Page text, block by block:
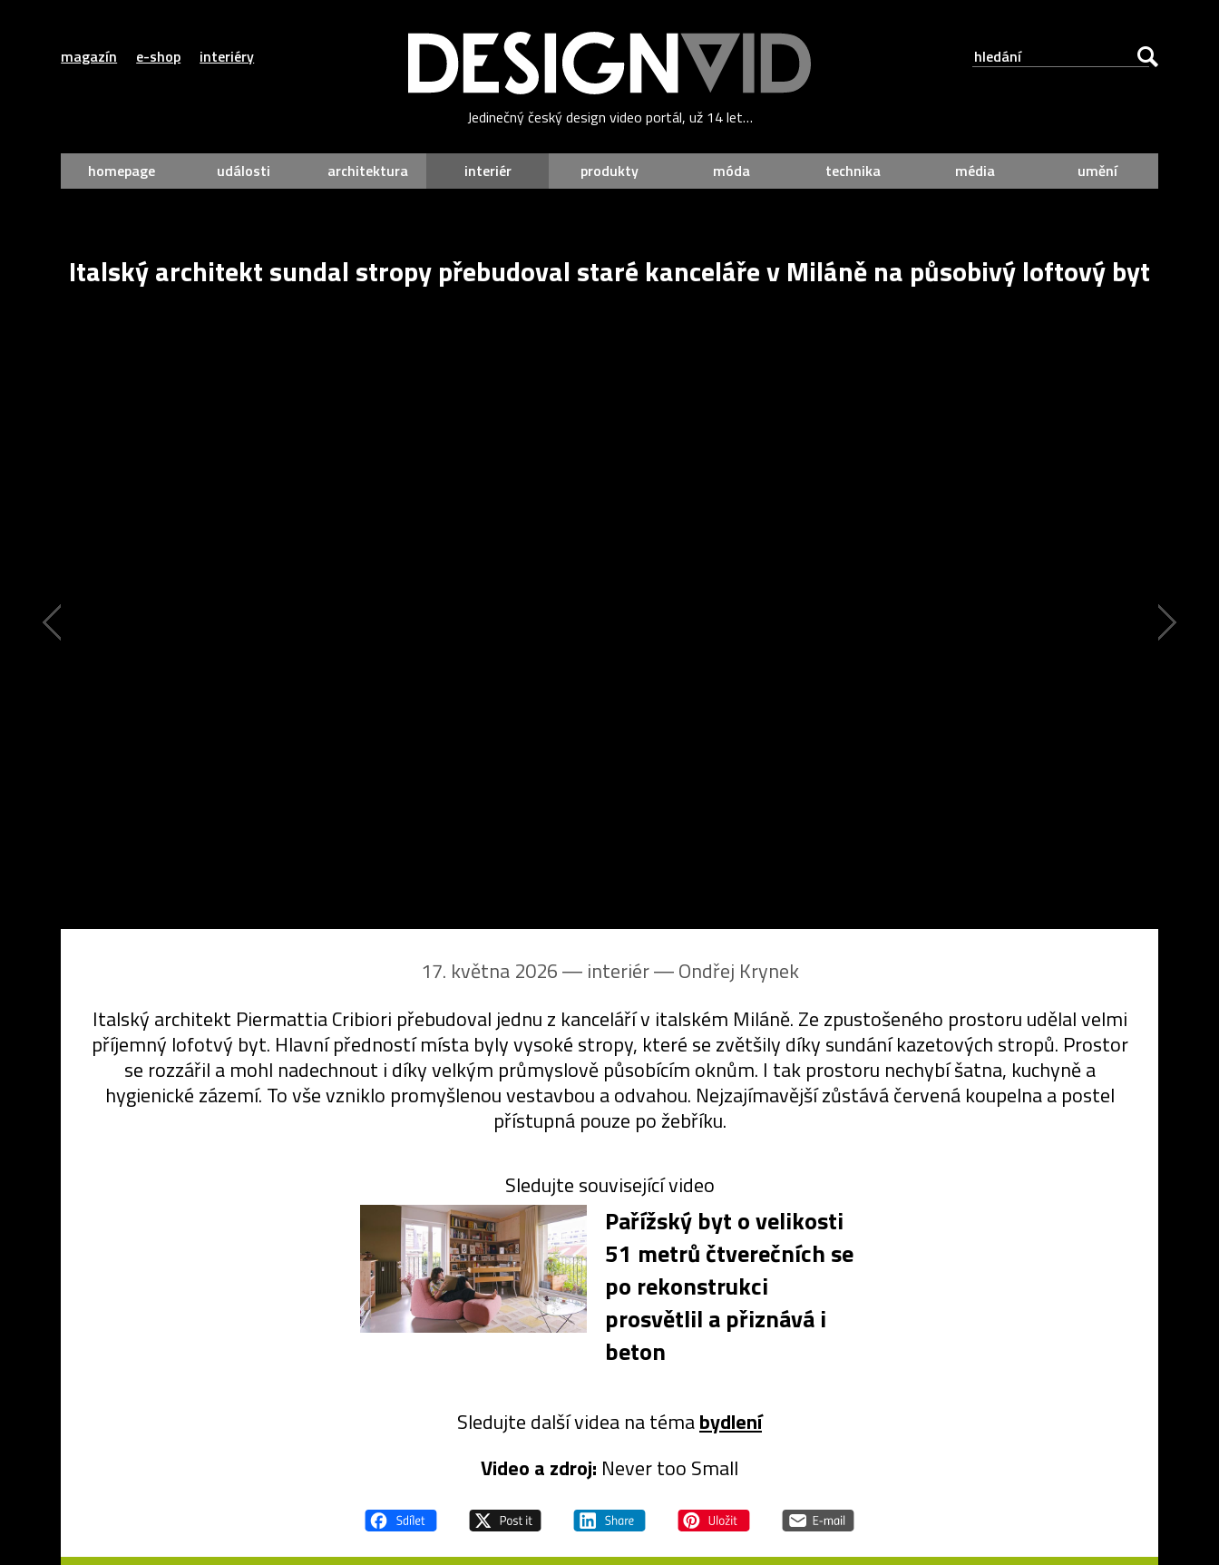
magazín e-shop interiéry
Jedinečný český design video portál, už 14 let…
homepage události architektura interiér produkty móda technika média umění
Italský architekt sundal stropy přebudoval staré kanceláře v Miláně na působivý loftový byt
17. května 2026 ― interiér ―Ondřej Krynek
Italský architekt Piermattia Cribiori přebudoval jednu z kanceláří v italském Miláně. Ze zpustošeného prostoru udělal velmi
příjemný lofotvý byt. Hlavní předností místa byly vysoké stropy, které se zvětšily díky sundání kazetových stropů. Prostor
se rozzářil a mohl nadechnout i díky velkým průmyslově působícím oknům. I tak prostoru nechybí šatna, kuchyně a
hygienické zázemí. To vše vzniklo promyšlenou vestavbou a odvahou. Nejzajímavější zůstává červená koupelna a postel
přístupná pouze po žebříku.
Sledujte související video
Pařížský byt o velikosti
51 metrů čtverečních se
po rekonstrukci
prosvětlil a přiznává i
beton
Sledujte další videa na témabydlení
Video a zdroj: Never too Small